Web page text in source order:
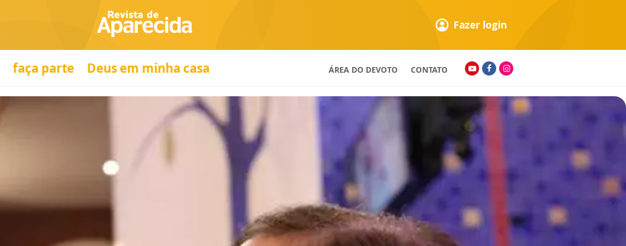
Fazer login
faça parte Deus em minha casa ÁREA DO DEVOTO CONTATO